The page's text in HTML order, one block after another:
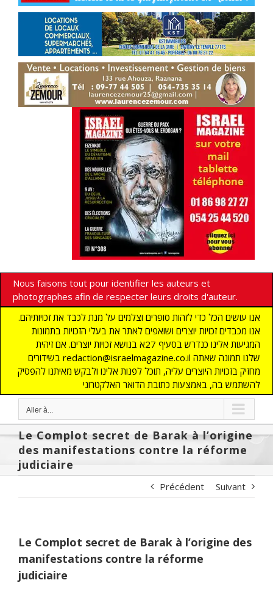
Nous faisons tout pour identifier les auteurs et
photographes afin de respecter leurs droits d'auteur.
אנו עושים הכל כדי לזהות סופרים וצלמים על מנת לכבד את זכויותיהם.
אנו מכבדים זכויות יוצרים ושואפים לאתר את בעלי הזכויות בתמונות
המגיעות אלינו כנדרש בסעיף 27א בנושא זכויות יוצרים. אם זיהית
בשידורים redaction@israelmagazine.co.il שלנו תמונה שאתה
מחזיק בזכויות היוצרים עליה, תוכל לפנות אלינו ולבקש מאיתנו להפסיק
להשתמש בה, באמצעות כתובת הדואר האלקטרוני
Aller à...
Le Complot secret de Barak à l’origine
des manifestations contre la réforme
judiciaire
Précédent Suivant
Le Complot secret de Barak à l’origine des
manifestations contre la réforme
judiciaire